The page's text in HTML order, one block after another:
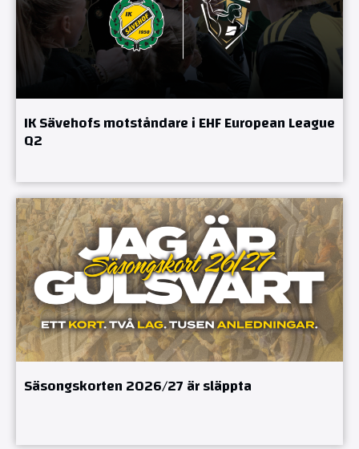
IK Sävehofs motståndare i EHF European League
Q2
Säsongskorten 2026/27 är släppta